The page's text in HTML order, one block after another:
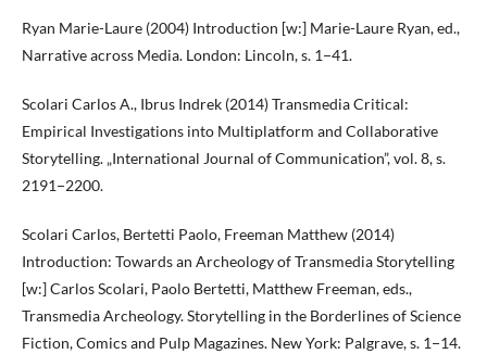
Ryan Marie-Laure (2004) Introduction [w:] Marie-Laure Ryan, ed.,
Narrative across Media. London: Lincoln, s. 1−41.
Scolari Carlos A., Ibrus Indrek (2014) Transmedia Critical:
Empirical Investigations into Multiplatform and Collaborative
Storytelling. „International Journal of Communication”, vol. 8, s.
2191−2200.
Scolari Carlos, Bertetti Paolo, Freeman Matthew (2014)
Introduction: Towards an Archeology of Transmedia Storytelling
[w:] Carlos Scolari, Paolo Bertetti, Matthew Freeman, eds.,
Transmedia Archeology. Storytelling in the Borderlines of Science
Fiction, Comics and Pulp Magazines. New York: Palgrave, s. 1−14.